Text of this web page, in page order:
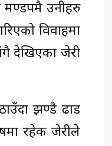
मण्डपमै उनीहरु
विवाहमा
देखिएका जेरी
झण्डै ढाड
रहेकी जेरीले